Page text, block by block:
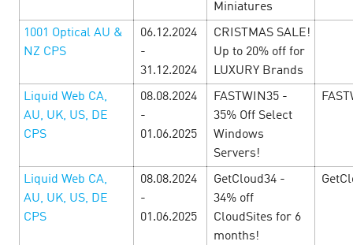
Черная пятница! — Легендарная
выгода с игровыми офферами!1
November’24
С 1 ноября по 30 ноября в Cityads дни невероятных
Miniatures
1001 Optical AU &
NZ CPS
06.12.2024
-
31.12.2024
CRISTMAS SALE!
Up to 20% off for
LUXURY Brands
Liquid Web CA,
AU, UK, US, DE
CPS
08.08.2024
-
01.06.2025
FASTWIN35 -
35% Off Select
Windows
Servers!
Liquid Web CA,
AU, UK, US, DE
CPS
08.08.2024
-
01.06.2025
GetCloud34 -
34% off
CloudSites for 6
months!